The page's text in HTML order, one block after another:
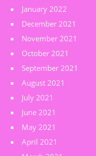
January 2022
December 2021
November 2021
October 2021
September 2021
August 2021
July 2021
June 2021
May 2021
April 2021